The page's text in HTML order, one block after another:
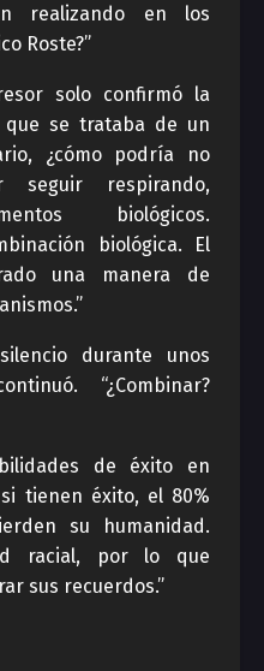
realizando en los
Roste?”
solo confirmó la
que se trataba de un
¿cómo podría no
seguir respirando,
biológicos.
biológica. El
una manera de
durante unos
“¿Combinar?
de éxito en
tienen éxito, el 80%
su humanidad.
racial, por lo que
sus recuerdos.”